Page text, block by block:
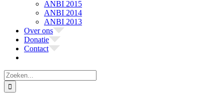
ANBI 2015
ANBI 2014
ANBI 2013
Over ons
Donatie
Contact
Zoeken
naar: